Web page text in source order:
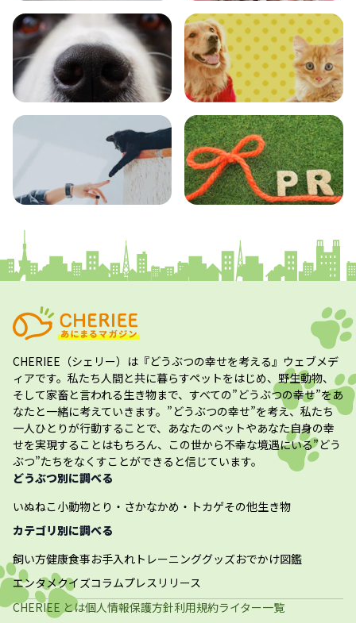
おでかけ 図鑑
エンタメ クイズ
CHERIEE（シェリー） は『どうぶつの幸せを考える』ウェブメデ
ィアです。私たち人間と共に暮らすペットをはじめ、野生動物、
そして家畜と言われる生き物まで、すべての”どうぶつの幸せ”をあ
なたと一緒に考えていきます。”どうぶつの幸せ”を考え、私たち
一人ひとりが行動することで、あなたのペットやあなた自身の幸
せを実現することはもちろん、この世から不幸な境遇にいる”どう
ぶつ”たちをなくすことができると信じています。
どうぶつ別に調べる
いぬねこ小動物とり・さかなかめ・トカゲその他生き物
カテゴリ別に調べる
飼い方健康食事お手入れ トレーニンググッズおでかけ図鑑
エンタメクイズコラムプレスリリース
CHERIEE とは個人情報保護方針利用規約ライター一覧